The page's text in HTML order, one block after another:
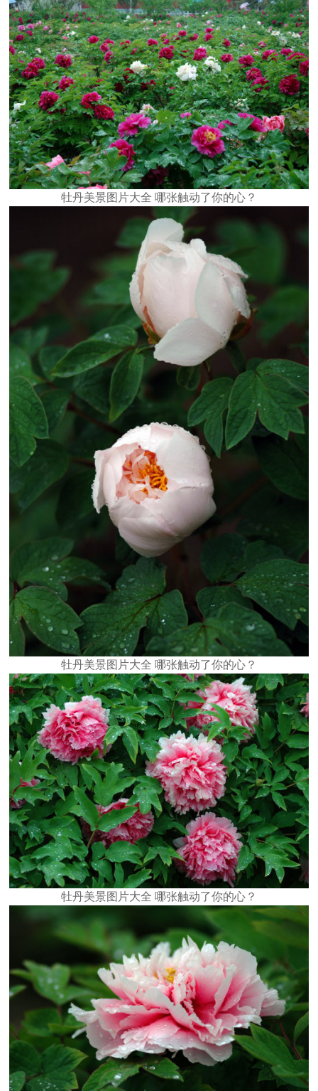
牡丹美景图片大全 哪张触动了你的心？
牡丹美景图片大全 哪张触动了你的心？
牡丹美景图片大全 哪张触动了你的心？